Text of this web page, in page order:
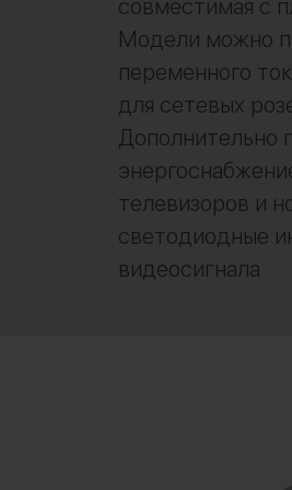
совместимая с
Модели можно
переменного
для сетевых
Дополнительно
телевизоров и
светодиодные
видеосигнала